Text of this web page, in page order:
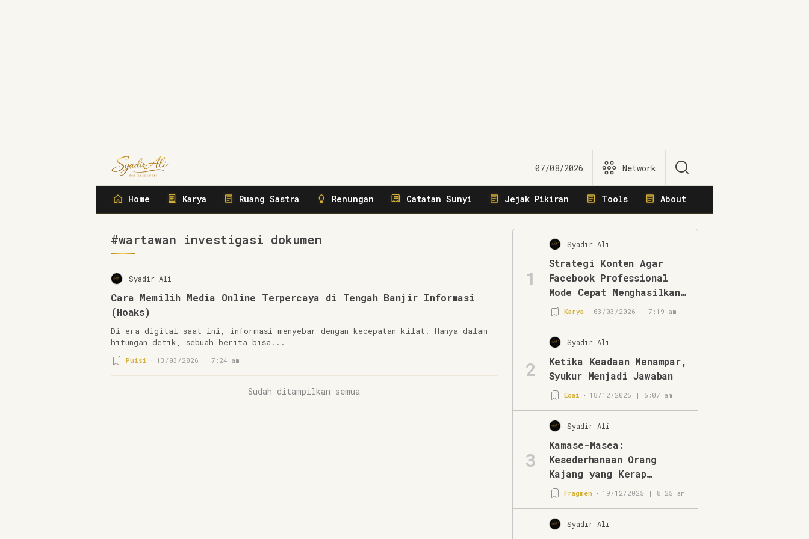
Syadir Ali
Menulis, Berbisnis, Meliput, Menggerakkan
07/08/2026 Network
Home Karya Ruang Sastra Renungan Catatan Sunyi Jejak Pikiran Tools About
#wartawan investigasi dokumen
Syadir Ali
Cara Memilih Media Online Terpercaya di Tengah Banjir Informasi
(Hoaks)
Di era digital saat ini, informasi menyebar dengan kecepatan kilat. Hanya dalam
hitungan detik, sebuah berita bisa...
Puisi 13/03/2026 | 7:24 am
Sudah ditampilkan semua
1
Syadir Ali
Strategi Konten Agar
Facebook Professional
Mode Cepat Menghasilkan
di Tahun 2026
Karya 03/03/2026 | 7:19 am
2
Syadir Ali
Ketika Keadaan Menampar,
Syukur Menjadi Jawaban
Esai 18/12/2025 | 5:07 am
3
Syadir Ali
Kamase-Masea:
Kesederhanaan Orang
Kajang yang Kerap
Disalahpahami
Fragmen 19/12/2025 | 8:25 am
Syadir Ali